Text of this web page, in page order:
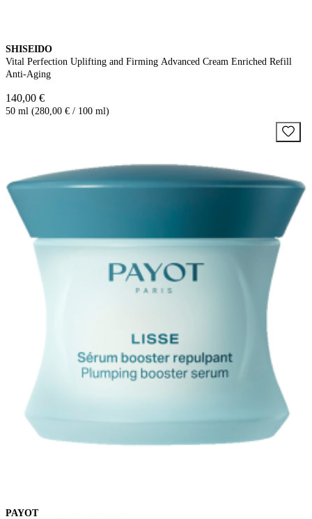
SHISEIDO
Vital Perfection Uplifting and Firming Advanced Cream Enriched Refill
Anti-Aging
140,00 €
50 ml (280,00 € / 100 ml)
PAYOT